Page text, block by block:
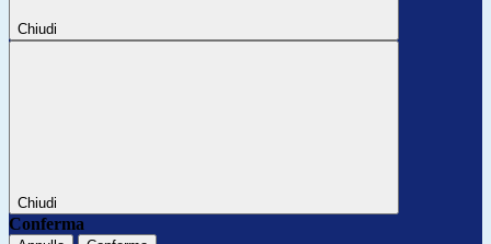
Chiudi
Chiudi
Conferma